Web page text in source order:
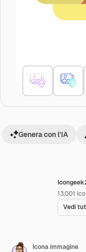
13,001
Vedi
Genera con l'IA
Icona immagine